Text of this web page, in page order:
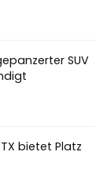
SUV
bietet Platz